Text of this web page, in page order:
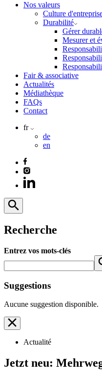
Nos valeurs
Culture
Durabilité
Gérer
Mesurer et
Fair & associative
Actualités
Médiathèque
FAQs
Contact
fr
de
en
Recherche
Entrez vos mots-clés
Suggestions
Aucune suggestion disponible.
Actualité
Jetzt neu: